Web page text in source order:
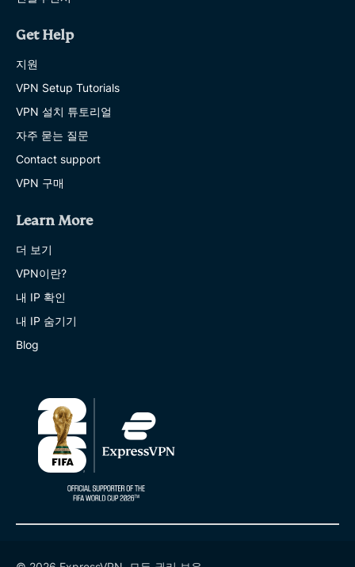
Get Help
지원
VPN Setup Tutorials
VPN 설치 튜토리얼
자주 묻는 질문
Contact support
VPN 구매
Learn More
더 보기
VPN이란?
내 IP 확인
내 IP 숨기기
Blog